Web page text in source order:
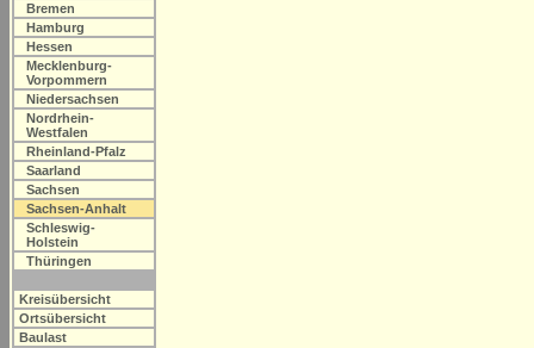
Bremen
Hamburg
Hessen
Mecklenburg-
Vorpommern
Niedersachsen
Nordrhein-
Westfalen
Rheinland-Pfalz
Saarland
Sachsen
Sachsen-Anhalt
Schleswig-
Holstein
Thüringen
Kreisübersicht
Ortsübersicht
Baulast